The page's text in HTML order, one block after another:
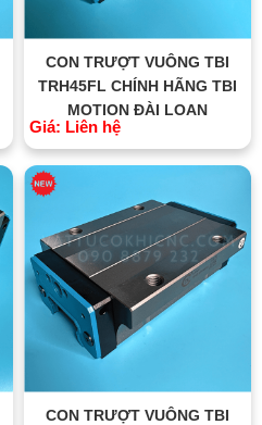
CON TRƯỢT VUÔNG TBI
TRH45FL CHÍNH HÃNG TBI
MOTION ĐÀI LOAN
Giá: Liên hệ
CON TRƯỢT VUÔNG TBI